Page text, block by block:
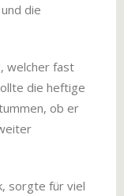
die
welcher fast
die heftige
ob er
sorgte für viel